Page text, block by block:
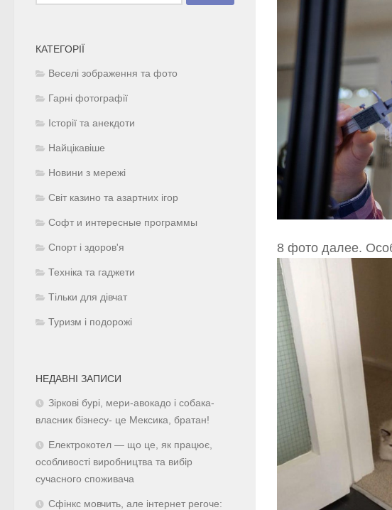
8 фото далее.
КАТЕГОРІЇ
Веселі зображення та фото
Гарні фотографії
Історії та анекдоти
Найцікавіше
Новини з мережі
Світ казино та азартних ігор
Софт и интересные программы
Спорт і здоров'я
Техніка та гаджети
Тільки для дівчат
Туризм і подорожі
НЕДАВНІ ЗАПИСИ
Зіркові бурі, мери-авокадо і собака-
власник бізнесу- це Мексика, братан!
Електрокотел — що це, як працює,
особливості виробництва та вибір
сучасного споживача
Сфінкс мовчить, але інтернет регоче: